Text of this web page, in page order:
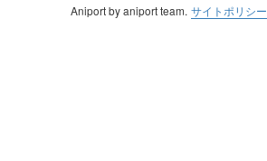
Aniport by aniport team. サイトポリシー